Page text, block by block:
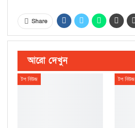
Share
আরো দেখুন
টপ নিউজ টপ নিউজ